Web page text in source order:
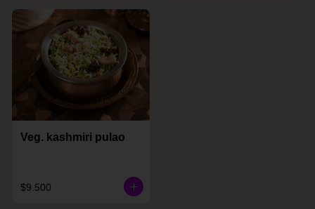
Veg. kashmiri pulao
$9.500